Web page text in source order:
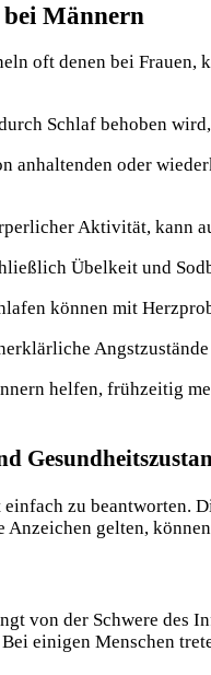
Männern
oft denen bei
Schlaf behoben
anhaltenden oder
Aktivität, kann
Übelkeit und
können mit
helfen, frühzeitig
zu beantworten.
gelten,
von der Schwere
einigen Menschen